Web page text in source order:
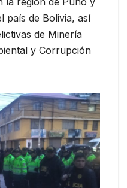
país de Bolivia, así
de Minería
y Corrupción